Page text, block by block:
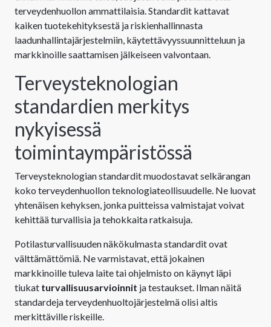
terveydenhuollon ammattilaisia. Standardit kattavat
kaiken tuotekehityksestä ja riskienhallinnasta
laadunhallintajärjestelmiin, käytettävyyssuunnitteluun ja
markkinoille saattamisen jälkeiseen valvontaan.
Terveysteknologian
standardien merkitys
nykyisessä
toimintaympäristössä
Terveysteknologian standardit muodostavat selkärangan
koko terveydenhuollon teknologiateollisuudelle. Ne luovat
yhtenäisen kehyksen, jonka puitteissa valmistajat voivat
kehittää turvallisia ja tehokkaita ratkaisuja.
Potilasturvallisuuden näkökulmasta standardit ovat
välttämättömiä. Ne varmistavat, että jokainen
markkinoille tuleva laite tai ohjelmisto on käynyt läpi
tiukat turvallisuusarvioinnit ja testaukset. Ilman näitä
standardeja terveydenhuoltojärjestelmä olisi altis
merkittäville riskeille.